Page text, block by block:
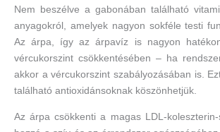
Nem beszélve a gabonában található
anyagokról, amelyek nagyon sokféle testi
Az árpa, így az árpavíz is nagyon
vércukorszint csökkentésében – ha
akkor a vércukorszint szabályozásában is.
található antioxidánsoknak köszönhetjük.
Az árpa csökkenti a magas LDL-